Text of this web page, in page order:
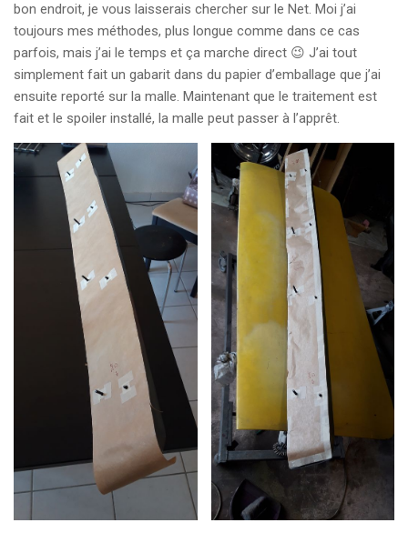
bon endroit, je vous laisserais chercher sur le Net. Moi j’ai
toujours mes méthodes, plus longue comme dans ce cas
parfois, mais j’ai le temps et ça marche direct 😉 J’ai tout
simplement fait un gabarit dans du papier d’emballage que j’ai
ensuite reporté sur la malle. Maintenant que le traitement est
fait et le spoiler installé, la malle peut passer à l’apprêt.